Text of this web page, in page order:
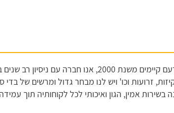
ענק הצל והסוככים בשפרעם קיימים משנת 2000, אנו
זרועות וכו' ויש לנו מבחר גדול ומרשים של בדי
אמין, הגון ואיכותי לכל לקוחותיה תוך